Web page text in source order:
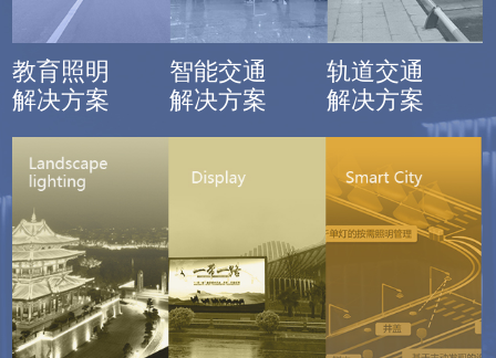
教育照明
解决方案
智能交通
解决方案
轨道交通
解决方案